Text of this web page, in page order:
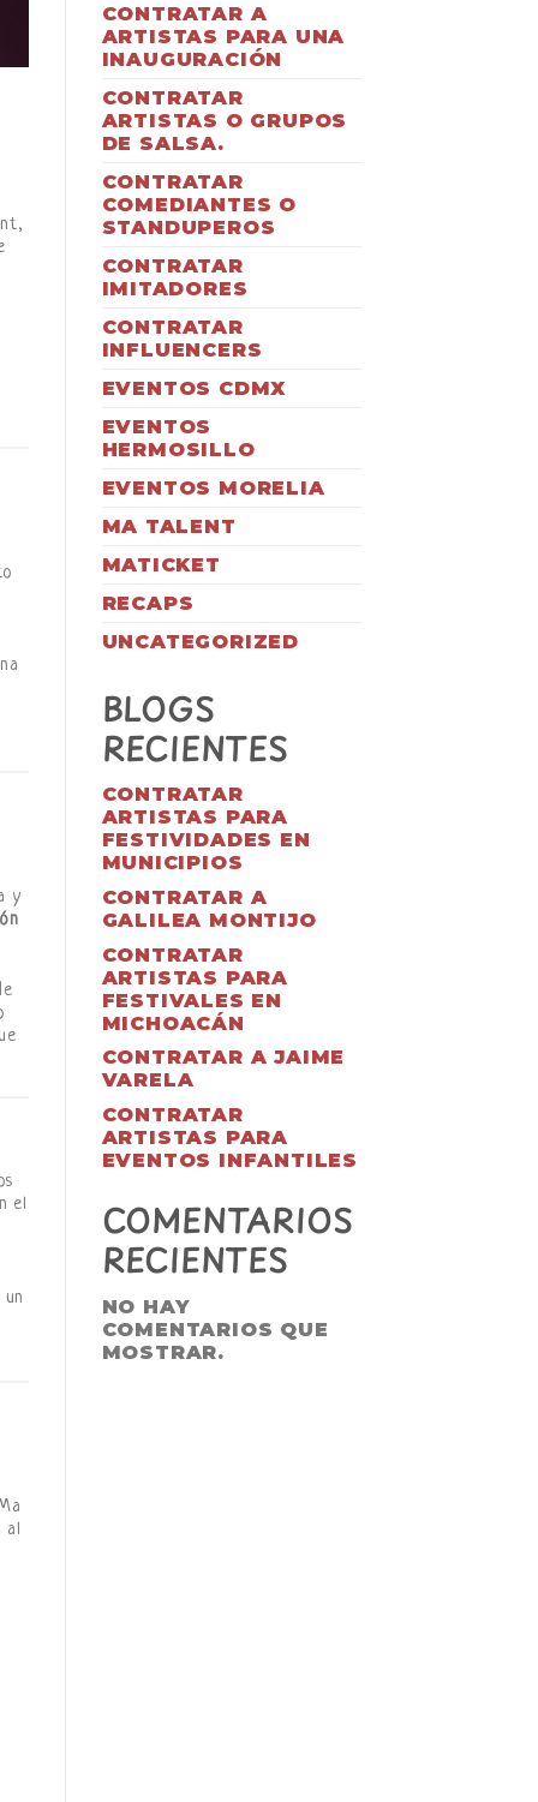
y
el
al
CONTRATAR A
ARTISTAS PARA UNA
INAUGURACIÓN
CONTRATAR
ARTISTAS O GRUPOS
DE SALSA.
CONTRATAR
COMEDIANTES O
STANDUPEROS
CONTRATAR
IMITADORES
CONTRATAR
INFLUENCERS
EVENTOS CDMX
EVENTOS
HERMOSILLO
EVENTOS MORELIA
MA TALENT
MATICKET
RECAPS
UNCATEGORIZED
BLOGS
RECIENTES
CONTRATAR
ARTISTAS PARA
FESTIVIDADES EN
MUNICIPIOS
CONTRATAR A
GALILEA MONTIJO
CONTRATAR
ARTISTAS PARA
FESTIVALES EN
MICHOACÁN
CONTRATAR A JAIME
VARELA
CONTRATAR
ARTISTAS PARA
EVENTOS INFANTILES
COMENTARIOS
RECIENTES
NO HAY
COMENTARIOS QUE
MOSTRAR.